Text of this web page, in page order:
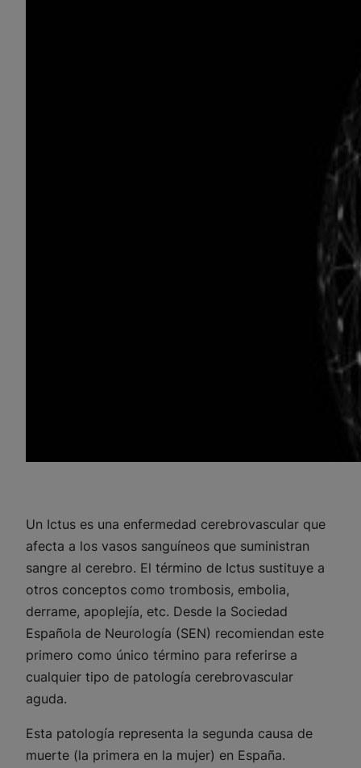
Un Ictus es una enfermedad cerebrovascular que
afecta a los vasos sanguíneos que suministran
sangre al cerebro. El término de Ictus sustituye a
otros conceptos como trombosis, embolia,
derrame, apoplejía, etc. Desde la Sociedad
Española de Neurología (SEN) recomiendan este
primero como único término para referirse a
cualquier tipo de patología cerebrovascular
aguda.
Esta patología representa la segunda causa de
muerte (la primera en la mujer) en España.